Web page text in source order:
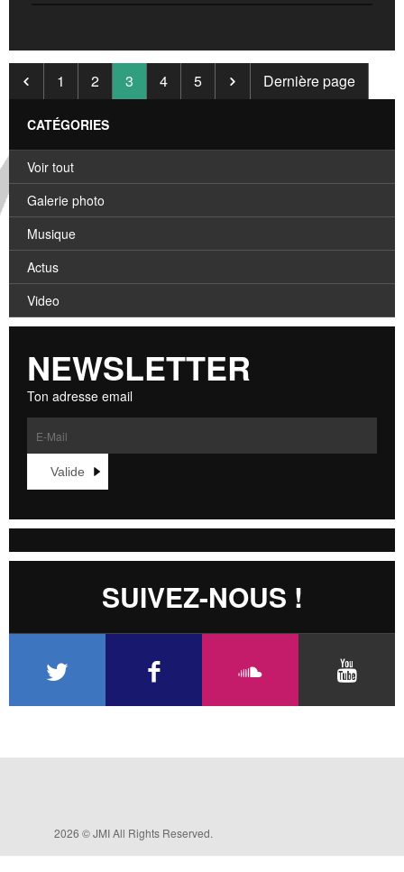
1 2 3 4 5 Dernière page
CATÉGORIES
Voir tout
Galerie photo
Musique
Actus
Video
NEWSLETTER
Ton adresse email
SUIVEZ-NOUS !
2026 © JMI All Rights Reserved.